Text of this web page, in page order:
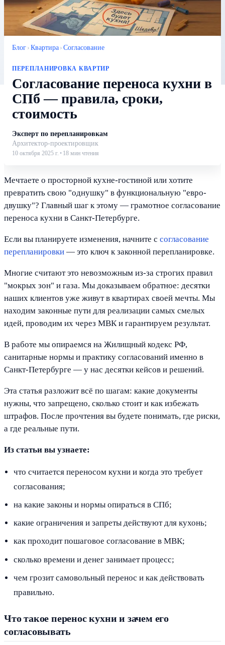
Блог › Квартира › Согласование
ПЕРЕПЛАНИРОВКА КВАРТИР
Согласование переноса кухни в
СПб — правила, сроки,
стоимость
Эксперт по перепланировкам
Архитектор-проектировщик
10 октября 2025 г. • 18 мин чтения
Мечтаете о просторной кухне-гостиной или хотите
превратить свою "однушку" в функциональную "евро-
двушку"? Главный шаг к этому — грамотное согласование
переноса кухни в Санкт-Петербурге.
Если вы планируете изменения, начните с согласование
перепланировки — это ключ к законной перепланировке.
Многие считают это невозможным из-за строгих правил
"мокрых зон" и газа. Мы доказываем обратное: десятки
наших клиентов уже живут в квартирах своей мечты. Мы
находим законные пути для реализации самых смелых
идей, проводим их через МВК и гарантируем результат.
В работе мы опираемся на Жилищный кодекс РФ,
санитарные нормы и практику согласований именно в
Санкт-Петербурге — у нас десятки кейсов и решений.
Эта статья разложит всё по шагам: какие документы
нужны, что запрещено, сколько стоит и как избежать
штрафов. После прочтения вы будете понимать, где риски,
а где реальные пути.
Из статьи вы узнаете:
что считается переносом кухни и когда это требует
согласования;
на какие законы и нормы опираться в СПб;
какие ограничения и запреты действуют для кухонь;
как проходит пошаговое согласование в МВК;
сколько времени и денег занимает процесс;
чем грозит самовольный перенос и как действовать
правильно.
Что такое перенос кухни и зачем его
согласовывать